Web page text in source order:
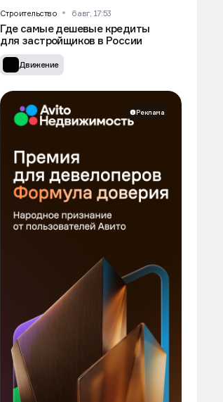
Строительство 6 авг, 17:53
Где самые дешевые кредиты
для застройщиков в России
Движение
Реклама